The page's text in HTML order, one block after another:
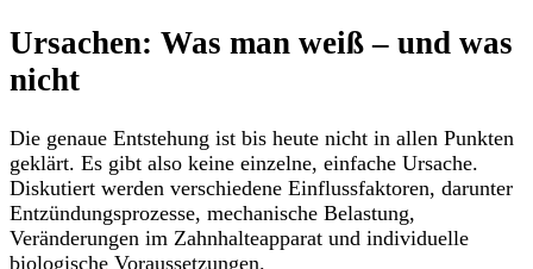
Ursachen: Was man weiß – und was
nicht
Die genaue Entstehung ist bis heute nicht in allen Punkten
geklärt. Es gibt also keine einzelne, einfache Ursache.
Diskutiert werden verschiedene Einflussfaktoren, darunter
Entzündungsprozesse, mechanische Belastung,
Veränderungen im Zahnhalteapparat und individuelle
biologische Voraussetzungen.